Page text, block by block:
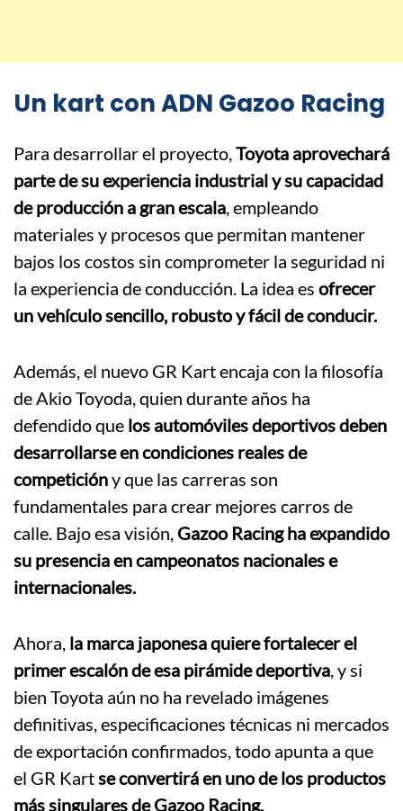
Un kart con ADN Gazoo Racing
Para desarrollar el proyecto, Toyota aprovechará
parte de su experiencia industrial y su capacidad
de producción a gran escala , empleando
materiales y procesos que permitan mantener
bajos los costos sin comprometer la seguridad ni
la experiencia de conducción. La idea es ofrecer
un vehículo sencillo, robusto y fácil de conducir.
Además, el nuevo GR Kart encaja con la filosofía
de Akio Toyoda, quien durante años ha
defendido que los automóviles deportivos deben
desarrollarse en condiciones reales de
competicióny que las carreras son
fundamentales para crear mejores carros de
calle. Bajo esa visión, Gazoo Racing ha expandido
su presencia en campeonatos nacionales e
internacionales.
Ahora, la marca japonesa quiere fortalecer el
primer escalón de esa pirámide deportiva , y si
bien Toyota aún no ha revelado imágenes
definitivas, especificaciones técnicas ni mercados
de exportación confirmados, todo apunta a que
el GR Kart se convertirá en uno de los productos
más singulares de Gazoo Racing.